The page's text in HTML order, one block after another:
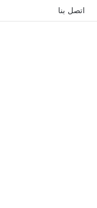
اتصل بنا